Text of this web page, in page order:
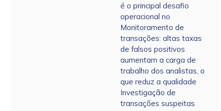
é o principal desafio
operacional no
Monitoramento de
transações: altas taxas
de falsos positivos
aumentam a carga de
trabalho dos analistas, o
que reduz a qualidade
Investigação de
transações suspeitas